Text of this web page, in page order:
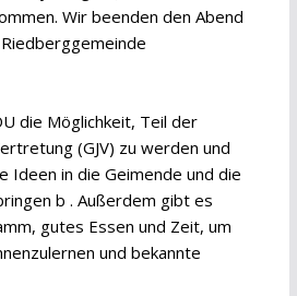
Wir beenden den Abend
die Möglichkeit, Teil der
(GJV) zu werden und
Ideen in die Geimende und die
b . Außerdem gibt es
gutes Essen und Zeit, um
und bekannte